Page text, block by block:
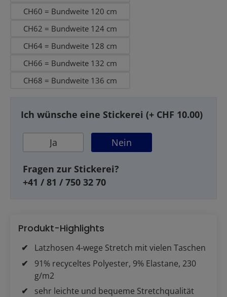
CH60 = Bundweite 120 cm
CH62 = Bundweite 124 cm
CH64 = Bundweite 128 cm
CH66 = Bundweite 132 cm
CH68 = Bundweite 136 cm
Ich wünsche eine Stickerei (+ CHF 10.00)
Ja Nein
Fragen zur Stickerei?
+41 / 81 / 750 32 70
Produkt-Highlights
Latzhosen 4-wege Stretch mit vielen Taschen
91% recyceltes Polyester, 9% Elastane, 230
g/m2
sehr leichte und bequeme Stretchqualität